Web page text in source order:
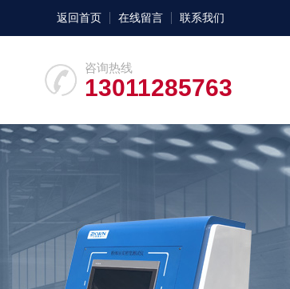
返回首页 在线留言 联系我们
咨询热线
13011285763